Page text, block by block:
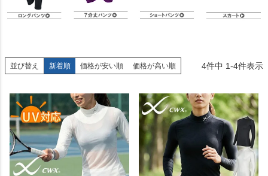
並び替え 新着順 価格が安い順 価格が高い順 4件中 1-4件表示